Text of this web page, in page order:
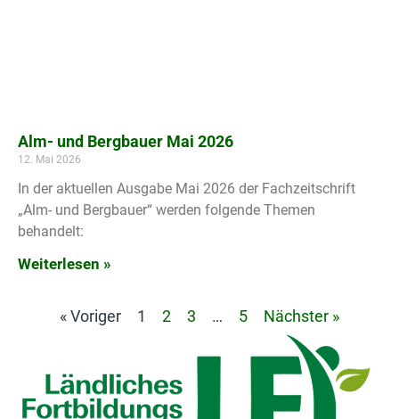
Alm- und Bergbauer Mai 2026
12. Mai 2026
In der aktuellen Ausgabe Mai 2026 der Fachzeitschrift
„Alm- und Bergbauer“ werden folgende Themen
behandelt:
Weiterlesen »
« Voriger 1 2 3 … 5 Nächster »